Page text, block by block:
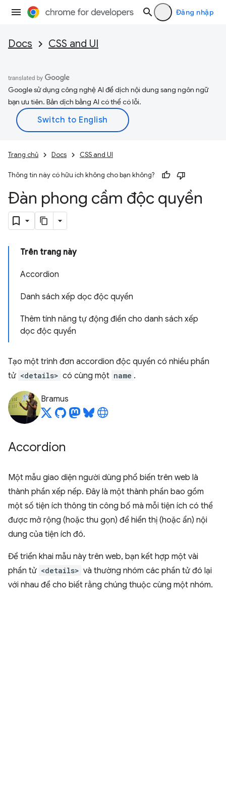
Đăng nhập
Docs CSS and UI
Google sử dụng công nghệ AI để dịch nội dung sang ngôn ngữ
bạn ưu tiên. Bản dịch bằng AI có thể có lỗi.
Trang chủ Docs CSS and UI
Thông tin này có hữu ích không cho bạn không?
Đàn phong cầm độc quyền
Trên trang này
Accordion
Danh sách xếp dọc độc quyền
Thêm tính năng tự động điền cho danh sách xếp
dọc độc quyền
Tạo một trình đơn accordion độc quyền có nhiều phần
tử <details> có cùng một name .
Bramus
Accordion
Một mẫu giao diện người dùng phổ biến trên web là
thành phần xếp nếp. Đây là một thành phần bao gồm
một số tiện ích thông tin công bố mà mỗi tiện ích có thể
được mở rộng (hoặc thu gọn) để hiển thị (hoặc ẩn) nội
dung của tiện ích đó.
Để triển khai mẫu này trên web, bạn kết hợp một vài
phần tử <details> và thường nhóm các phần tử đó lại
với nhau để cho biết rằng chúng thuộc cùng một nhóm.